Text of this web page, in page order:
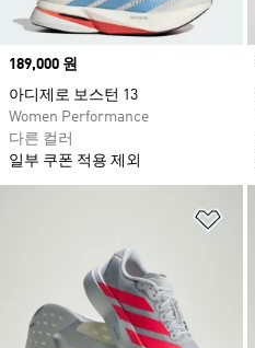
Price
189,000 원
아디제로 보스턴 13
Women Performance
다른 컬러
일부 쿠폰 적용 제외